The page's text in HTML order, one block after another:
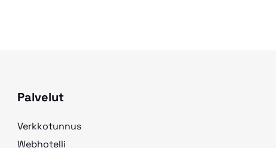
Palvelut
Verkkotunnus
Webhotelli